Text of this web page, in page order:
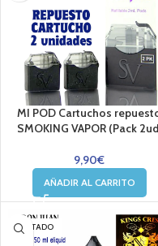
MI POD Cartuchos
SMOKING VAPOR (Pack
9,90€
AÑADIR AL CARRITO
AGOTADO